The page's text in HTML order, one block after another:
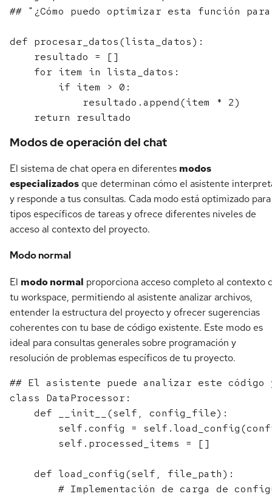
## "¿Cómo puedo optimizar esta función
def procesar_datos(lista_datos):
    resultado = []
    for item in lista_datos:
        if item > 0:
            resultado.append(item * 2)
Modos de operación del chat
El sistema de chat opera en diferentes modos
especializados que determinan cómo el asistente
y responde a tus consultas. Cada modo está optimizado para
tipos específicos de tareas y ofrece diferentes niveles de
acceso al contexto del proyecto.
Modo normal
El modo normal proporciona acceso completo al contexto
tu workspace, permitiendo al asistente analizar archivos,
entender la estructura del proyecto y ofrecer sugerencias
coherentes con tu base de código existente. Este modo es
ideal para consultas generales sobre programación y
resolución de problemas específicos de tu proyecto.
## El asistente puede analizar este código
class DataProcessor:
    def __init__(self, config_file):
self.config =
        self.processed_items = []
    def load_config(self, file_path):
# Implementación de carga de